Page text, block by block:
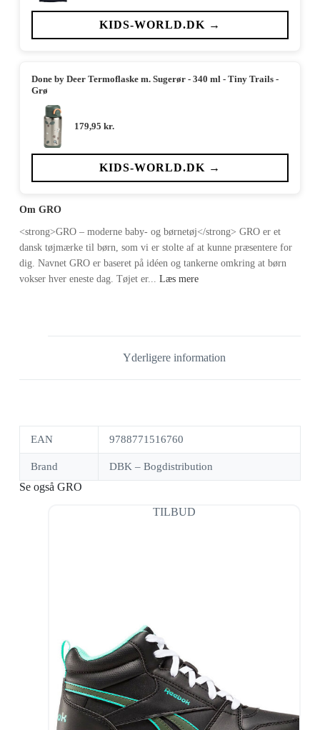
pris
var:
pris
er:
KIDS-WORLD.DK →
Done by Deer Termoflaske m. Sugerør - 340 ml - Tiny Trails -
Grø
179,95 kr.
KIDS-WORLD.DK →
Om GRO
<strong>GRO – moderne baby- og børnetøj</strong> GRO er et
dansk tøjmærke til børn, som vi er stolte af at kunne præsentere for
dig. Navnet GRO er baseret på idéen og tankerne omkring at børn
vokser hver eneste dag. Tøjet er... Læs mere
Yderligere information
EAN 9788771516760
Brand DBK – Bogdistribution
Se også GRO
TILBUD